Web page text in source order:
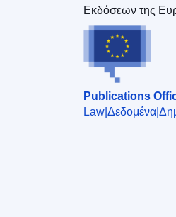
Publications
Law Δεδομένα
Εκδόσεων της